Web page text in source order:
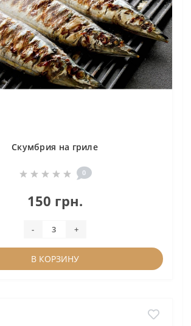
Скумбрия на гриле
0
150 грн.
- +
В КОРЗИНУ